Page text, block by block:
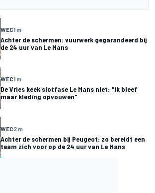
WEC1 m
Achter de schermen: vuurwerk gegarandeerd bij
de 24 uur van Le Mans
WEC1 m
De Vries keek slotfase Le Mans niet: "Ik bleef
maar kleding opvouwen"
WEC2 m
Achter de schermen bij Peugeot: zo bereidt een
team zich voor op de 24 uur van Le Mans